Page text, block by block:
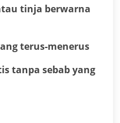
tinja berwarna
terus-menerus
tanpa sebab yang